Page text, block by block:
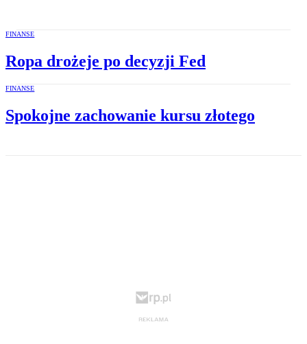
FINANSE
Ropa drożeje po decyzji Fed
FINANSE
Spokojne zachowanie kursu złotego